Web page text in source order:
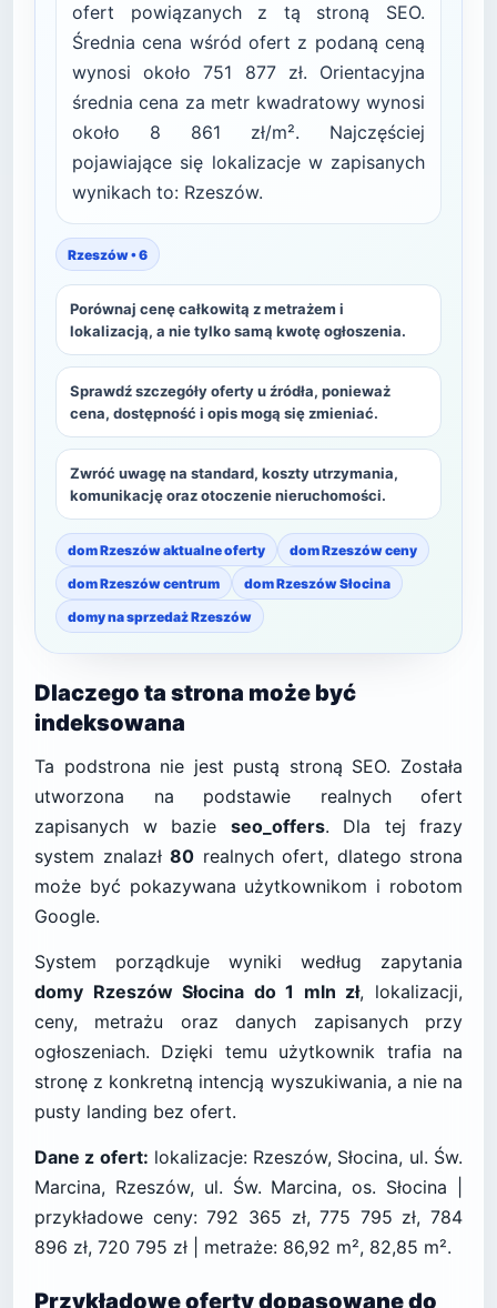
ofert powiązanych z tą stroną SEO.
Średnia cena wśród ofert z podaną ceną
wynosi około 751 877 zł. Orientacyjna
średnia cena za metr kwadratowy wynosi
około 8 861 zł/m². Najczęściej
pojawiające się lokalizacje w zapisanych
wynikach to: Rzeszów.
Rzeszów • 6
Porównaj cenę całkowitą z metrażem i
lokalizacją, a nie tylko samą kwotę ogłoszenia.
Sprawdź szczegóły oferty u źródła, ponieważ
cena, dostępność i opis mogą się zmieniać.
Zwróć uwagę na standard, koszty utrzymania,
komunikację oraz otoczenie nieruchomości.
dom Rzeszów aktualne oferty
dom Rzeszów ceny
dom Rzeszów centrum
dom Rzeszów Słocina
domy na sprzedaż Rzeszów
Dlaczego ta strona może być
indeksowana
Ta podstrona nie jest pustą stroną SEO. Została
utworzona na podstawie realnych ofert
zapisanych w bazie seo_offers. Dla tej frazy
system znalazł 80 realnych ofert, dlatego strona
może być pokazywana użytkownikom i robotom
Google.
System porządkuje wyniki według zapytania
domy Rzeszów Słocina do 1 mln zł, lokalizacji,
ceny, metrażu oraz danych zapisanych przy
ogłoszeniach. Dzięki temu użytkownik trafia na
stronę z konkretną intencją wyszukiwania, a nie na
pusty landing bez ofert.
Dane z ofert: lokalizacje: Rzeszów, Słocina, ul. Św.
Marcina, Rzeszów, ul. Św. Marcina, os. Słocina |
przykładowe ceny: 792 365 zł, 775 795 zł, 784
896 zł, 720 795 zł | metraże: 86,92 m², 82,85 m².
Przykładowe oferty dopasowane do